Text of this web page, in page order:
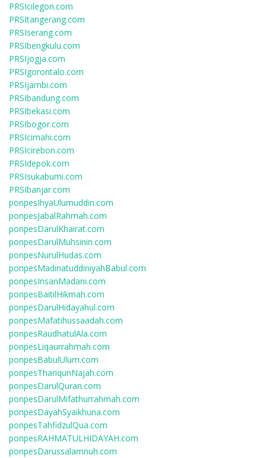
PRSIcilegon.com
PRSItangerang.com
PRSIserang.com
PRSIbengkulu.com
PRSIjogja.com
PRSIgorontalo.com
PRSIjambi.com
PRSIbandung.com
PRSIbekasi.com
PRSIbogor.com
PRSIcimahi.com
PRSIcirebon.com
PRSIdepok.com
PRSIsukabumi.com
PRSIbanjar.com
ponpesIhyaUlumuddin.com
ponpesJabalRahmah.com
ponpesDarulKhairat.com
ponpesDarulMuhsinin.com
ponpesNurulHudas.com
ponpesMadinatuddiniyahBabul.com
ponpesInsanMadani.com
ponpesBaitilHikmah.com
ponpesDarulHidayahul.com
ponpesMafatihussaadah.com
ponpesRaudhatulAla.com
ponpesLiqaurrahmah.com
ponpesBabulUlum.com
ponpesThariqunNajah.com
ponpesDarulQuran.com
ponpesDarulMifathurrahmah.com
ponpesDayahSyaikhuna.com
ponpesTahfidzulQua.com
ponpesRAHMATULHIDAYAH.com
ponpesDarussalamnuh.com